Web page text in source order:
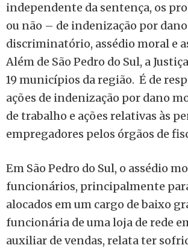
independente da sentença, os
ou não – de indenização por
discriminatório, assédio moral e
Além de São Pedro do Sul, a
19 municípios da região. É de
ações de indenização por dano
de trabalho e ações relativas às
empregadores pelos órgãos de
Em São Pedro do Sul, o assédio
funcionários, principalmente
alocados em um cargo de baixo
funcionária de uma loja de rede
auxiliar de vendas, relata ter